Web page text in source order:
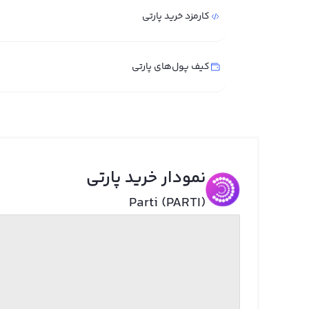
کارمزد خرید پارتی
کیف پول‌های پارتی
نمودار خرید پارتی
Parti (PARTI)